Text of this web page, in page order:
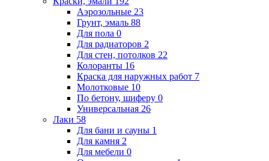
Аэрозольные 23
Грунт, эмаль 88
Для пола 0
Для радиаторов 2
Для стен, потолков 22
Колоранты 16
Краска для наружных работ 7
Молотковые 10
По бетону, шиферу 0
Универсальная 26
Лаки 58
Для бани и сауны 1
Для камня 2
Для мебели 0